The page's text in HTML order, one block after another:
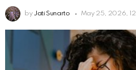
by Jati Sunarto May 25, 2026,